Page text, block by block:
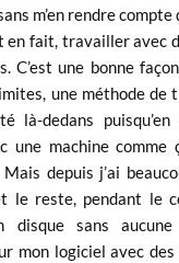
m’en rendre compte
en fait, travailler avec
C’est une bonne
une méthode de
là-dedans
une machine comme
depuis j’ai
le reste, pendant le
disque sans
mon logiciel avec